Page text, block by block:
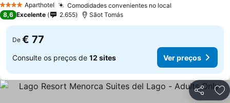
4 EstrelasAparthotel Comodidades convenientes no local
8,6 Excelente 2.655 Sãot Tomás
De € 77
Consulte os preços de 12 sites Ver preços
Partilhar